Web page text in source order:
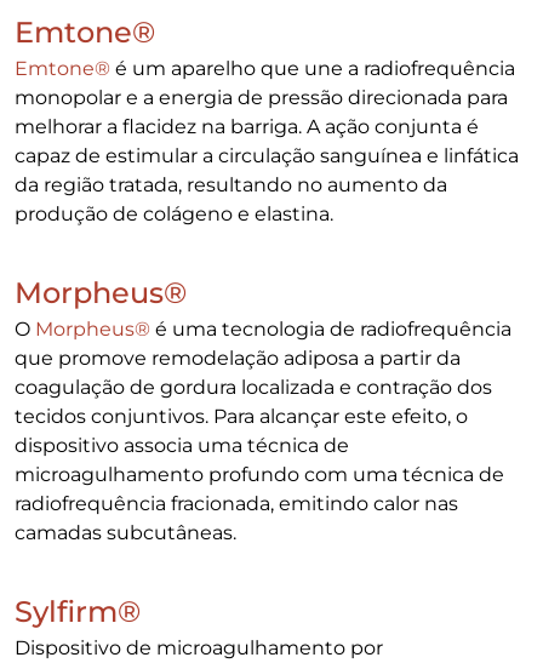
Emtone®
Emtone® é um aparelho que une a radiofrequência
monopolar e a energia de pressão direcionada para
melhorar a flacidez na barriga. A ação conjunta é
capaz de estimular a circulação sanguínea e linfática
da região tratada, resultando no aumento da
produção de colágeno e elastina.
Morpheus®
O Morpheus® é uma tecnologia de radiofrequência
que promove remodelação adiposa a partir da
coagulação de gordura localizada e contração dos
tecidos conjuntivos. Para alcançar este efeito, o
dispositivo associa uma técnica de
microagulhamento profundo com uma técnica de
radiofrequência fracionada, emitindo calor nas
camadas subcutâneas.
Sylfirm®
Dispositivo de microagulhamento por